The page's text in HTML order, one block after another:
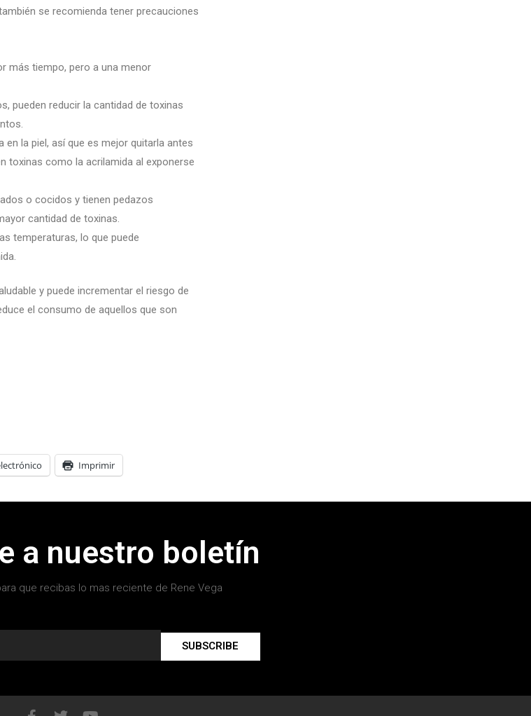
se recomienda tener precauciones
más tiempo, pero a una menor
pueden reducir la cantidad de toxinas
la piel, así que es mejor quitarla antes
toxinas como la acrilamida al exponerse
o cocidos y tienen pedazos
cantidad de toxinas.
temperaturas, lo que puede
y puede incrementar el riesgo de
el consumo de aquellos que son
Imprimir
a nuestro boletín
que recibas lo mas reciente de Rene Vega
SUBSCRIBE